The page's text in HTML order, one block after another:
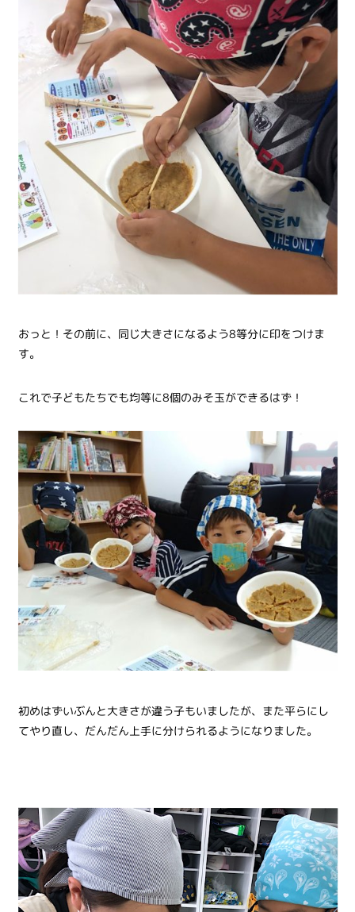
おっと！その前に、同じ大きさになるよう8等分に印をつけま
す。
これで子どもたちでも均等に8個のみそ玉ができるはず！
初めはずいぶんと大きさが違う子もいましたが、また平らにし
てやり直し、だんだん上手に分けられるようになりました。